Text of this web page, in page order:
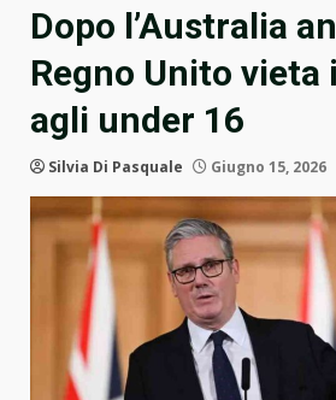
Dopo l’Australia
Regno Unito vieta
agli under 16
Silvia Di Pasquale Giugno 15, 2026